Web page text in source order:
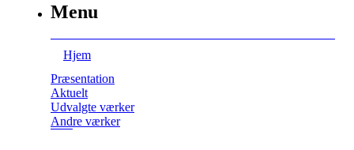
Menu
Hjem
Præsentation
Aktuelt
Udvalgte værker
Andre værker